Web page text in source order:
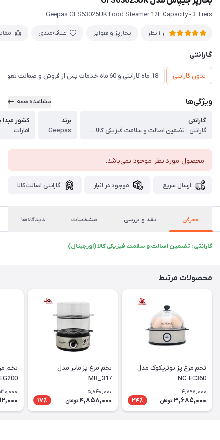
Geepas GFS63025UK Food Steamer 12L Capacity - 3 Tiers
از 1 نظر بخارپز و هواپز علاقه‌مندی
گارانتی
بدون گارانتی 18 ماه گارانتی و 60 ماه خدمات پس از فروش و ضمانت تعویض
ویژگی‌ها مشاهده همه
گارانتی
گارانتی : تضمین اصالت و سلامت فیزیکی کالا (اورجینال)
برند
Geepas
کشور مبدا
امارات
محصول مورد نظر موجود نمی‌باشد.
ارسال سریع موجود در انبار گارانتی اصالت کالا
معرفی نقد و بررسی مشخصات دیدگاه‌ها
گارانتی : تضمین اصالت و سلامت فیزیکی کالا (اورجینال)
محصولات مرتبط
تخم مرغ پز نوتریکوک مدل
NC-EC360
4,797,000
3,685,000 تومان 24٪
تخم مرغ پز مایر مدل
MR_317
5,840,000
4,858,000 تومان 17٪
تخم
EG200